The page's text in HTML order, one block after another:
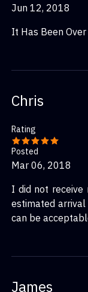
Jun 12, 2018
It Has Been
Chris
Rating
Posted
Mar 06, 2018
I did not
estimated
can be
James